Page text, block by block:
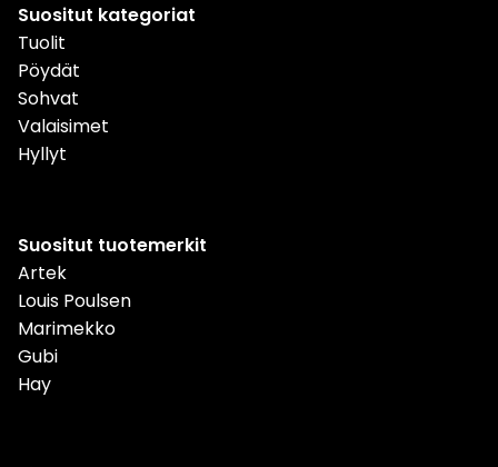
Suositut kategoriat
Tuolit
Pöydät
Sohvat
Valaisimet
Hyllyt
Suositut tuotemerkit
Artek
Louis Poulsen
Marimekko
Gubi
Hay